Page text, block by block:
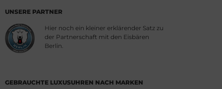
UNSERE PARTNER
Hier noch ein kleiner erklärender Satz zu
der Partnerschaft mit den Eisbären
Berlin.
GEBRAUCHTE LUXUSUHREN NACH MARKEN